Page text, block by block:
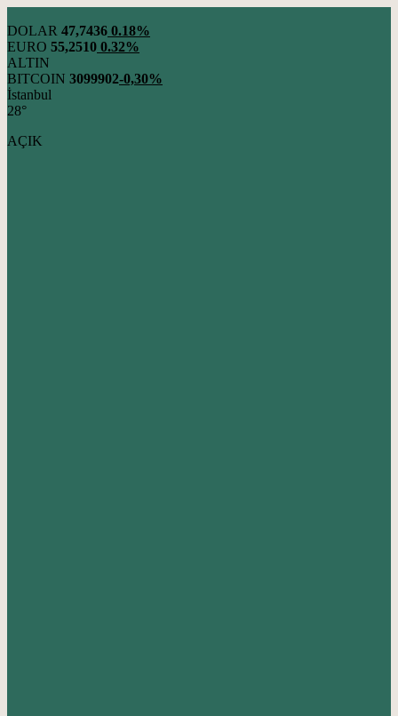
DOLAR 47,7436 0.18%
EURO 55,2510 0.32%
ALTIN
BITCOIN 3099902-0,30%
İstanbul
28°
AÇIK